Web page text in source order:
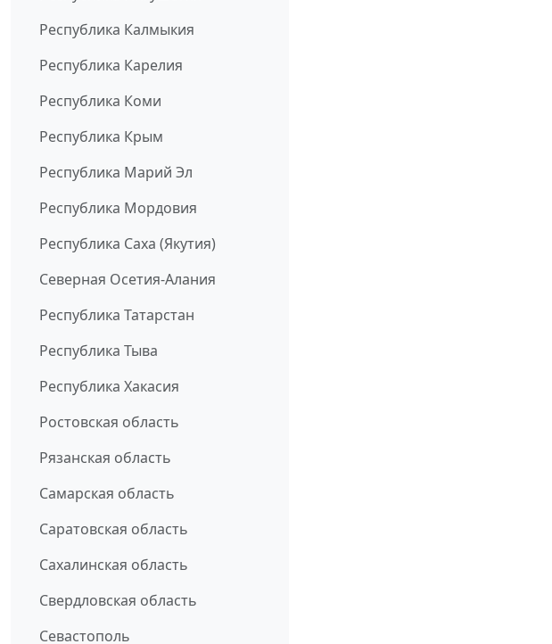
Республика Калмыкия
Республика Карелия
Республика Коми
Республика Крым
Республика Марий Эл
Республика Мордовия
Республика Саха (Якутия)
Северная Осетия-Алания
Республика Татарстан
Республика Тыва
Республика Хакасия
Ростовская область
Рязанская область
Самарская область
Саратовская область
Сахалинская область
Свердловская область
Севастополь